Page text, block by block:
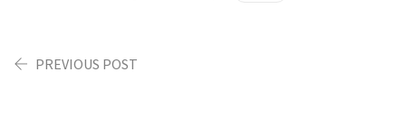
PREVIOUS POST